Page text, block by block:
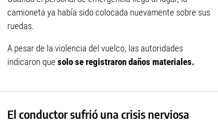
camioneta ya había sido colocada nuevamente sobre sus
ruedas.
A pesar de la violencia del vuelco, las autoridades
indicaron que solo se registraron daños materiales.
El conductor sufrió una crisis nerviosa